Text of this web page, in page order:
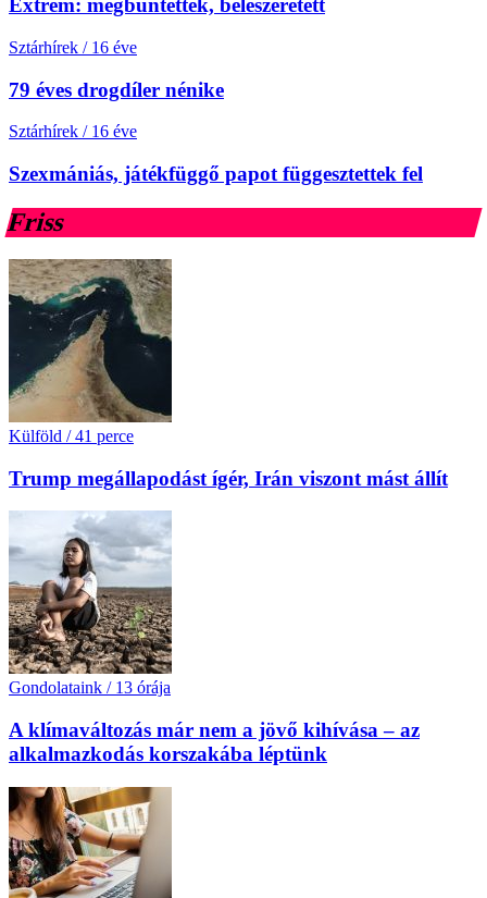
Extrém: megbüntették, beleszeretett
Sztárhírek / 16 éve
79 éves drogdíler nénike
Sztárhírek / 16 éve
Szexmániás, játékfüggő papot függesztettek fel
Friss
Külföld / 41 perce
Trump megállapodást ígér, Irán viszont mást állít
Gondolataink / 13 órája
A klímaváltozás már nem a jövő kihívása – az
alkalmazkodás korszakába léptünk